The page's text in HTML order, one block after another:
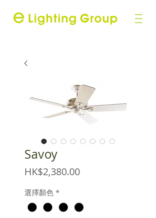
Savoy
HK$2,380.00價
選擇顏色 *